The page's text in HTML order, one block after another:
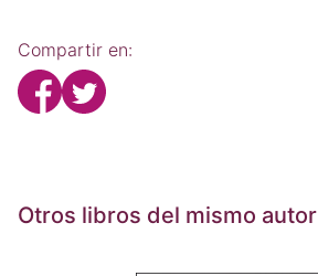
Compartir en:
Otros libros del mismo autor